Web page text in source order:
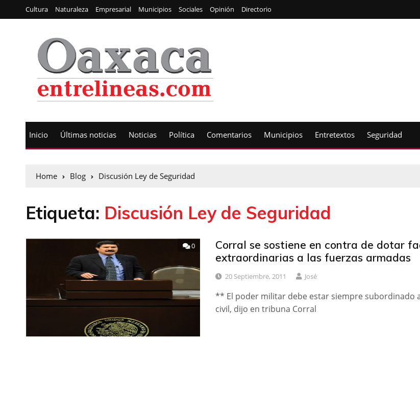
Cultura Naturaleza Empresarial Municipios Sociales Opinión Directorio
Inicio Últimas noticias Noticias Política Comentarios Municipios Entretextos Seguridad
Home Blog Discusión Ley de Seguridad
Etiqueta: Discusión Ley de Seguridad
0
Corral se sostiene en contra de dotar
extraordinarias a las fuerzas armadas
20 Septiembre, 2011 José
** El poder militar debe estar siempre subordinado
civil, dijo en tribuna Corral